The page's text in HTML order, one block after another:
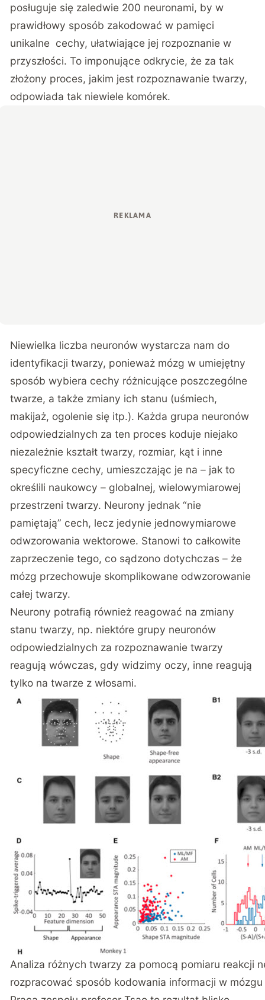
posługuje się zaledwie 200 neuronami, by w
prawidłowy sposób zakodować w pamięci
unikalne cechy, ułatwiające jej rozpoznanie w
przyszłości. To imponujące odkrycie, że za tak
złożony proces, jakim jest rozpoznawanie twarzy,
odpowiada tak niewiele komórek.
Niewielka liczba neuronów wystarcza nam do
identyfikacji twarzy, ponieważ mózg w umiejętny
sposób wybiera cechy różnicujące poszczególne
twarze, a także zmiany ich stanu (uśmiech,
makijaż, ogolenie się itp.). Każda grupa neuronów
odpowiedzialnych za ten proces koduje niejako
niezależnie kształt twarzy, rozmiar, kąt i inne
specyficzne cechy, umieszczając je na – jak to
określili naukowcy – globalnej, wielowymiarowej
przestrzeni twarzy. Neurony jednak “nie
pamiętają” cech, lecz jedynie jednowymiarowe
odwzorowania wektorowe. Stanowi to całkowite
zaprzeczenie tego, co sądzono dotychczas – że
mózg przechowuje skomplikowane odwzorowanie
całej twarzy.
Neurony potrafią również reagować na zmiany
stanu twarzy, np. niektóre grupy neuronów
odpowiedzialnych za rozpoznawanie twarzy
reagują wówczas, gdy widzimy oczy, inne reagują
tylko na twarze z włosami.
Analiza różnych twarzy za pomocą pomiaru reakcji
rozpracować sposób kodowania informacji w